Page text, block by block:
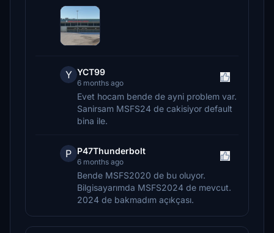
Y YCT99
6 months ago
Evet hocam bende de ayni problem var.
Sanirsam MSFS24 de cakisiyor default
bina ile.
P P47Thunderbolt
6 months ago
Bende MSFS2020 de bu oluyor.
Bilgisayarımda MSFS2024 de mevcut.
2024 de bakmadım açıkçası.